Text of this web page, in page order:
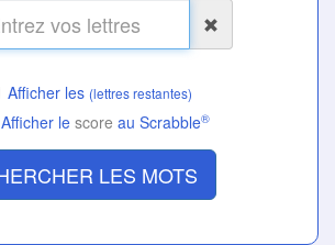
Afficher les (lettres restantes)
Afficher le score au Scrabble®
LES MOTS